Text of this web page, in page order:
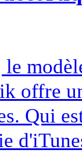
offre
Qui